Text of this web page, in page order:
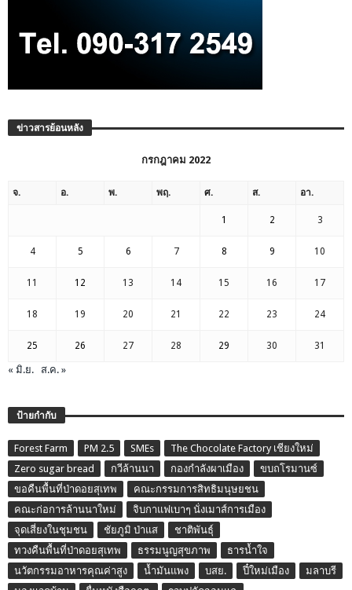
ข่าวสารย้อนหลัง
กรกฎาคม 2022
จ. อ. พ. พฤ. ศ. ส. อา.
1 2 3
4 5 6 7 8 9 10
11 12 13 14 15 16 17
18 19 20 21 22 23 24
25 26 27 28 29 30 31
« มิ.ย. ส.ค. »
ป้ายกำกับ
Forest Farm PM 2.5 SMEs
The Chocolate Factory เชียงใหม่
Zero sugar bread
กวีล้านนา กองกำลังผาเมือง
ขบถโรมานซ์
ขอคืนพื้นที่ป่าดอยสุเทพ
คณะกรรมการสิทธิมนุษยชน
คณะก่อการล้านนาใหม่
จิบกาแฟเบาๆ นั่งเมาส์การเมือง
จุดเสี่ยงในชุมชน
ชัยภูมิ ป่าแส
ชาติพันธุ์
ทวงคืนพื้นที่ป่าดอยสุเทพ
ธรรมนูญสุขภาพ
ธารน้ำใจ
นวัตกรรมอาหารคุณค่าสูง
น้ำมันแพง บสย. ปี๋ใหม่เมือง
มลาบรี